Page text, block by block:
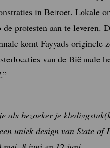
in Beiroet. Lokale
protesten aan te leveren.
komt Fayyads originele
van de Biënnale
.”
bezoeker je
uniek design van State of